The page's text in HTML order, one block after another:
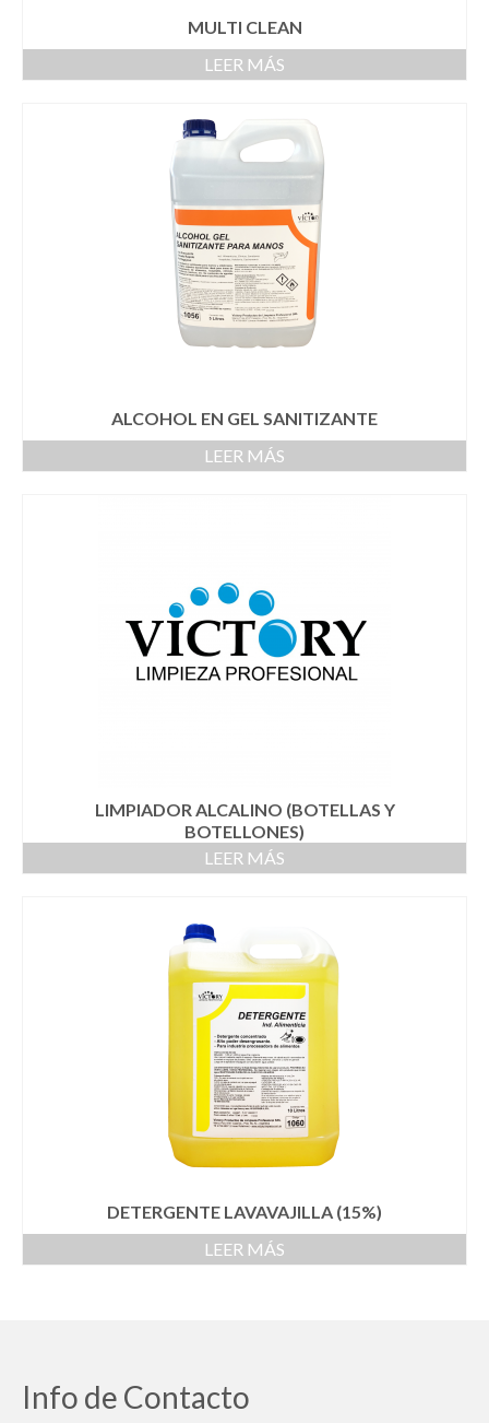
MULTI CLEAN
LEER MÁS
ALCOHOL EN GEL SANITIZANTE
LEER MÁS
LIMPIADOR ALCALINO (BOTELLAS Y
BOTELLONES)
LEER MÁS
DETERGENTE LAVAVAJILLA (15%)
LEER MÁS
Info de Contacto